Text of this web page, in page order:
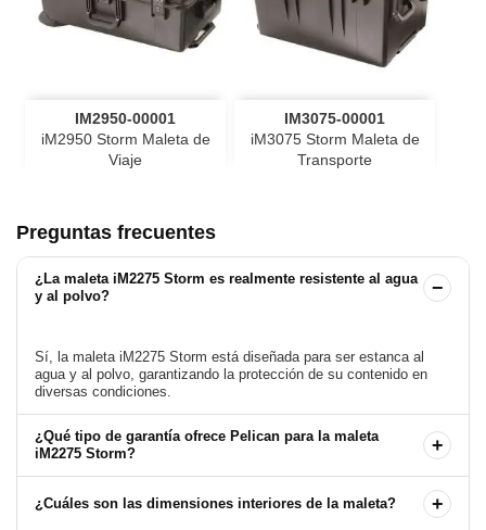
IM2950-00001
iM2950 Storm Maleta de
Viaje
IM3075-00001
iM3075 Storm Maleta de
Transporte
Preguntas frecuentes
¿La maleta iM2275 Storm es realmente resistente al agua
y al polvo?
−
Sí, la maleta iM2275 Storm está diseñada para ser estanca al
agua y al polvo, garantizando la protección de su contenido en
¿Qué tipo de garantía ofrece Pelican para la maleta
iM2275 Storm?
+
¿Cuáles son las dimensiones interiores de la maleta? +